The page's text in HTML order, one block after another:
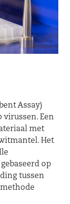
Assay)
Een
met
Het
op
tussen